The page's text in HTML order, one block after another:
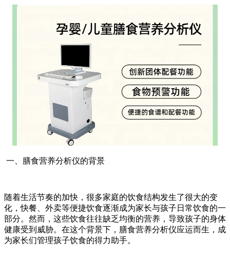
一、膳食营养分析仪的背景
随着生活节奏的加快，很多家庭的饮食结构发生了很大的变
化，快餐、外卖等便捷饮食逐渐成为家长与孩子日常饮食的一
部分。然而，这些饮食往往缺乏均衡的营养，导致孩子的身体
健康受到威胁。在这个背景下，膳食营养分析仪应运而生，成
为家长们管理孩子饮食的得力助手。